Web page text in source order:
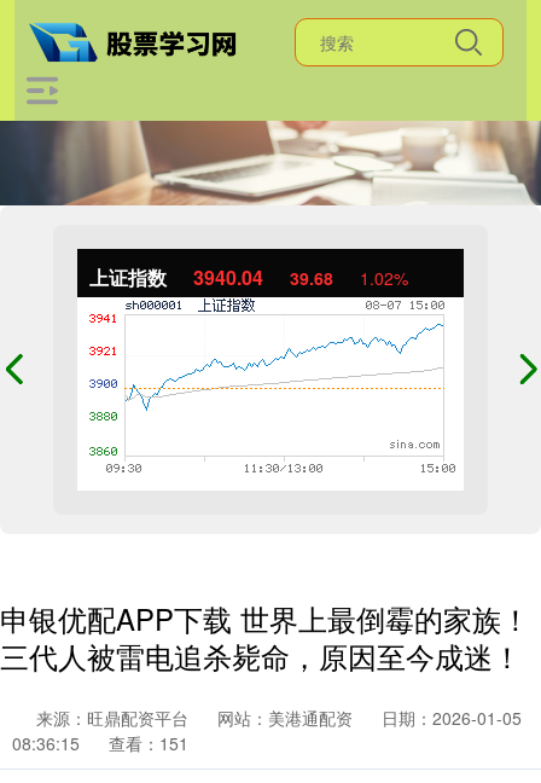
上证指数 3940.04 39.68 1.02%
申银优配APP下载 世界上最倒霉的家族！
三代人被雷电追杀毙命，原因至今成迷！
来源：旺鼎配资平台 网站：美港通配资
日期：2026-01-05
08:36:15
查看：151